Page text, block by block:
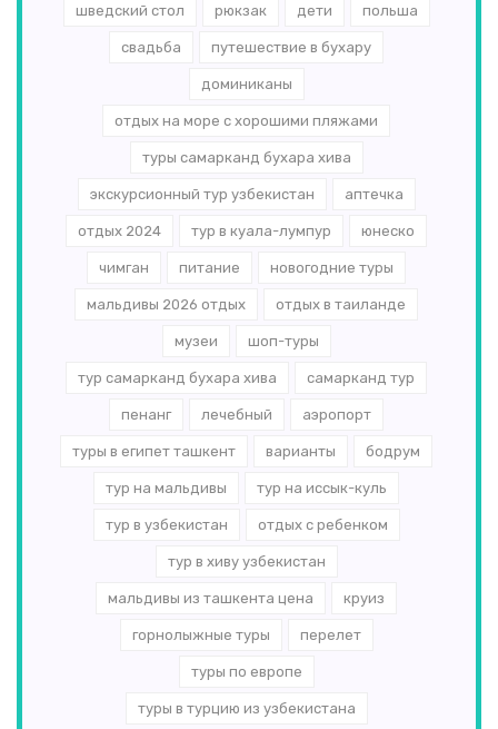
шведский стол рюкзак дети польша
свадьба путешествие в бухару
доминиканы
отдых на море с хорошими пляжами
туры самарканд бухара хива
экскурсионный тур узбекистан аптечка
отдых 2024 тур в куала-лумпур юнеско
чимган питание новогодние туры
мальдивы 2026 отдых отдых в таиланде
музеи шоп-туры
тур самарканд бухара хива самарканд тур
пенанг лечебный аэропорт
туры в египет ташкент варианты бодрум
тур на мальдивы тур на иссык-куль
тур в узбекистан отдых с ребенком
тур в хиву узбекистан
мальдивы из ташкента цена круиз
горнолыжные туры перелет
туры по европе
туры в турцию из узбекистана